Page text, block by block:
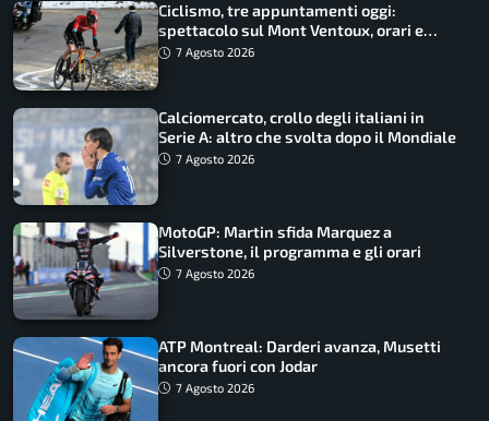
Ciclismo, tre appuntamenti oggi:
spettacolo sul Mont Ventoux, orari e
come vederli
7 Agosto 2026
Calciomercato, crollo degli italiani in
Serie A: altro che svolta dopo il Mondiale
7 Agosto 2026
MotoGP: Martin sfida Marquez a
Silverstone, il programma e gli orari
7 Agosto 2026
ATP Montreal: Darderi avanza, Musetti
ancora fuori con Jodar
7 Agosto 2026